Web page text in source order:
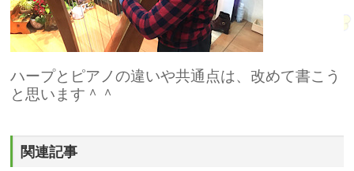
ハープとピアノの違いや共通点は、改めて書こう
と思います＾＾
関連記事